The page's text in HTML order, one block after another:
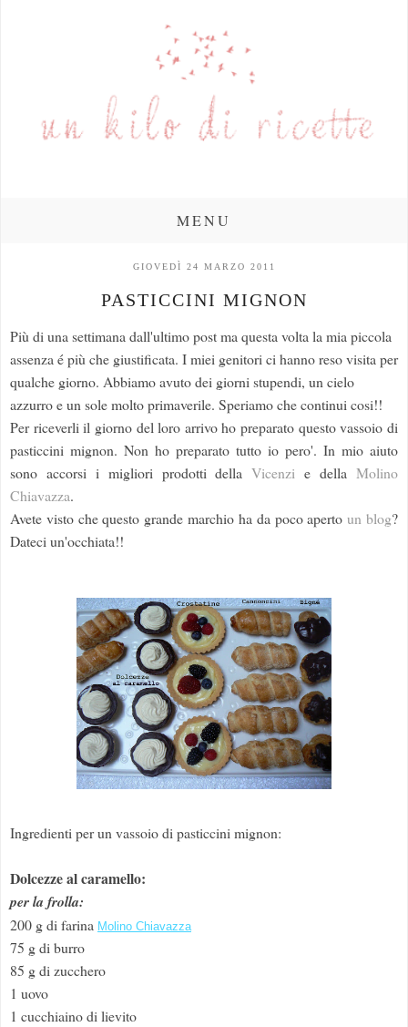
MENU
GIOVEDÌ 24 MARZO 2011
PASTICCINI MIGNON
Più di una settimana dall'ultimo post ma questa volta la mia piccola
assenza é più che giustificata. I miei genitori ci hanno reso visita per
qualche giorno. Abbiamo avuto dei giorni stupendi, un cielo
azzurro e un sole molto primaverile. Speriamo che continui cosi!!
Per riceverli il giorno del loro arrivo ho preparato questo vassoio di
pasticcini mignon. Non ho preparato tutto io pero'. In mio aiuto
sono accorsi i migliori prodotti dellaVicenzi e dellaMolino
Chiavazza.
Avete visto che questo grande marchio ha da poco apertoun blog?
Dateci un'occhiata!!
Ingredienti per un vassoio di pasticcini mignon:
Dolcezze al caramello:
per la frolla:
200 g di farina Molino Chiavazza
75 g di burro
85 g di zucchero
1 uovo
1 cucchiaino di lievito